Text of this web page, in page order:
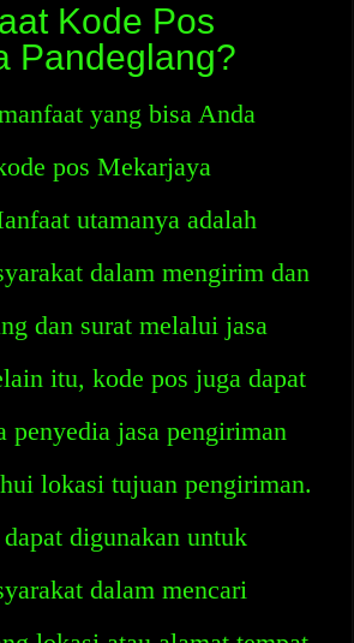
Kode Pos
Pandeglang?
yang bisa Anda
pos Mekarjaya
utamanya adalah
dalam mengirim dan
dan surat melalui jasa
itu, kode pos juga dapat
penyedia jasa pengiriman
lokasi tujuan pengiriman.
digunakan untuk
dalam mencari